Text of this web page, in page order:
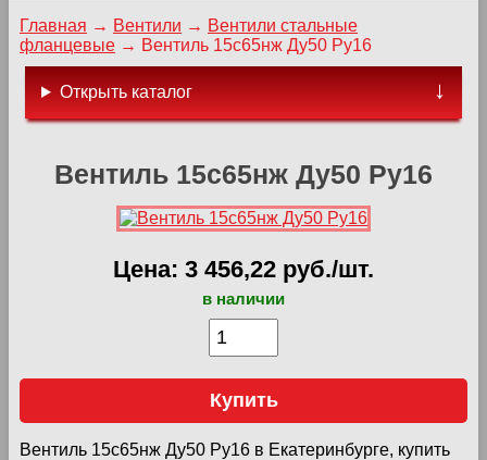
Главная → Вентили → Вентили стальные
фланцевые → Вентиль 15с65нж Ду50 Ру16
Вентиль 15с65нж Ду50 Ру16
Цена: 3 456,22 руб./шт.
в наличии
Купить
Вентиль 15с65нж Ду50 Ру16 в Екатеринбурге, купить
Открыть каталог